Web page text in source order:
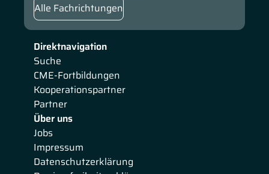
Direktnavigation
Suche
CME-Fortbildungen
Kooperationspartner
Partner
Über uns
Jobs
Impressum
Datenschutzerklärung
Alle Fachrichtungen